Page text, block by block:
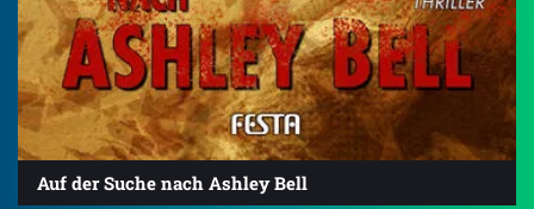
Auf der Suche nach Ashley Bell